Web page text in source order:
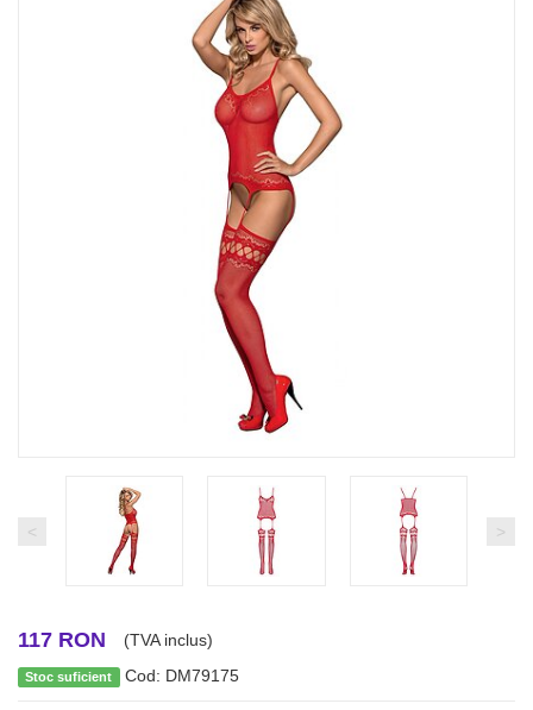
< >
117 RON (TVA inclus)
Stoc suficient Cod: DM79175